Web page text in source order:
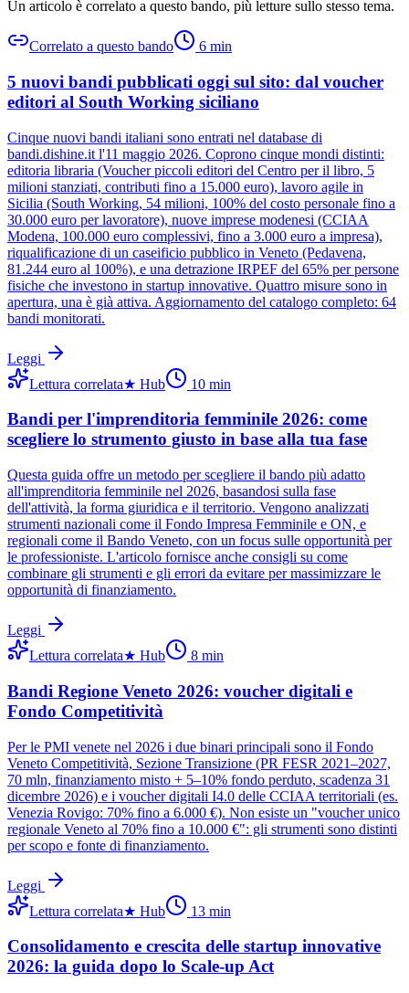
Un articolo è correlato a questo bando, più letture sullo stesso tema.
Correlato a questo bando 6 min
5 nuovi bandi pubblicati oggi sul sito: dal voucher
editori al South Working siciliano
Cinque nuovi bandi italiani sono entrati nel database di
bandi.dishine.it l'11 maggio 2026. Coprono cinque mondi distinti:
editoria libraria (Voucher piccoli editori del Centro per il libro, 5
milioni stanziati, contributi fino a 15.000 euro), lavoro agile in
Sicilia (South Working, 54 milioni, 100% del costo personale fino a
30.000 euro per lavoratore), nuove imprese modenesi (CCIAA
Modena, 100.000 euro complessivi, fino a 3.000 euro a impresa),
riqualificazione di un caseificio pubblico in Veneto (Pedavena,
81.244 euro al 100%), e una detrazione IRPEF del 65% per persone
fisiche che investono in startup innovative. Quattro misure sono in
apertura, una è già attiva. Aggiornamento del catalogo completo: 64
bandi monitorati.
Leggi
Lettura correlata★ Hub 10 min
Bandi per l'imprenditoria femminile 2026: come
scegliere lo strumento giusto in base alla tua fase
Questa guida offre un metodo per scegliere il bando più adatto
all'imprenditoria femminile nel 2026, basandosi sulla fase
dell'attività, la forma giuridica e il territorio. Vengono analizzati
strumenti nazionali come il Fondo Impresa Femminile e ON, e
regionali come il Bando Veneto, con un focus sulle opportunità per
le professioniste. L'articolo fornisce anche consigli su come
combinare gli strumenti e gli errori da evitare per massimizzare le
opportunità di finanziamento.
Leggi
Lettura correlata★ Hub 8 min
Bandi Regione Veneto 2026: voucher digitali e
Fondo Competitività
Per le PMI venete nel 2026 i due binari principali sono il Fondo
Veneto Competitività, Sezione Transizione (PR FESR 2021–2027,
70 mln, finanziamento misto + 5–10% fondo perduto, scadenza 31
dicembre 2026) e i voucher digitali I4.0 delle CCIAA territoriali (es.
Venezia Rovigo: 70% fino a 6.000 €). Non esiste un "voucher unico
regionale Veneto al 70% fino a 10.000 €": gli strumenti sono distinti
per scopo e fonte di finanziamento.
Leggi
Lettura correlata★ Hub 13 min
Consolidamento e crescita delle startup innovative
2026: la guida dopo lo Scale-up Act